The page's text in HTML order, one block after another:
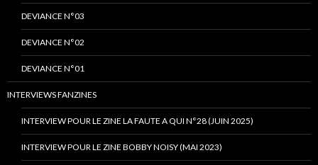
DEVIANCE N°03
DEVIANCE N°02
DEVIANCE N°01
INTERVIEWS FANZINES
INTERVIEW POUR LE ZINE LA FAUTE A QUI N°28 (JUIN 2025)
INTERVIEW POUR LE ZINE BOBBY NOISY (MAI 2023)